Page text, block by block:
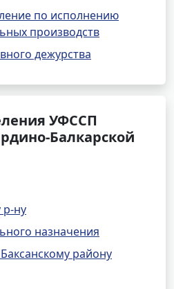
по исполнению
производств
дежурства
УФССП
Балкарской
ну
назначения
району